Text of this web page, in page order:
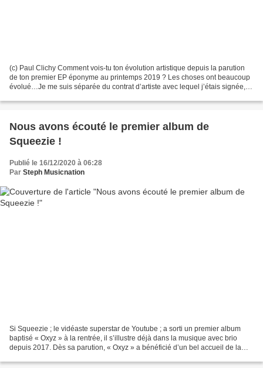
(c) Paul Clichy Comment vois-tu ton évolution artistique depuis la parution
de ton premier EP éponyme au printemps 2019 ? Les choses ont beaucoup
évolué…Je me suis séparée du contrat d’artiste avec lequel j’étais signée, je
Nous avons écouté le premier album de
Squeezie !
Publié le 16/12/2020 à 06:28
Par Steph Musicnation
Si Squeezie ; le vidéaste superstar de Youtube ; a sorti un premier album
baptisé « Oxyz » à la rentrée, il s’illustre déjà dans la musique avec brio
depuis 2017. Dès sa parution, « Oxyz » a bénéficié d’un bel accueil de la